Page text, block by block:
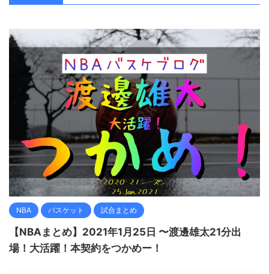
NBA バスケット 試合まとめ
【NBAまとめ】2021年1月25日 〜渡邊雄太21分出
場！大活躍！本契約をつかめー！